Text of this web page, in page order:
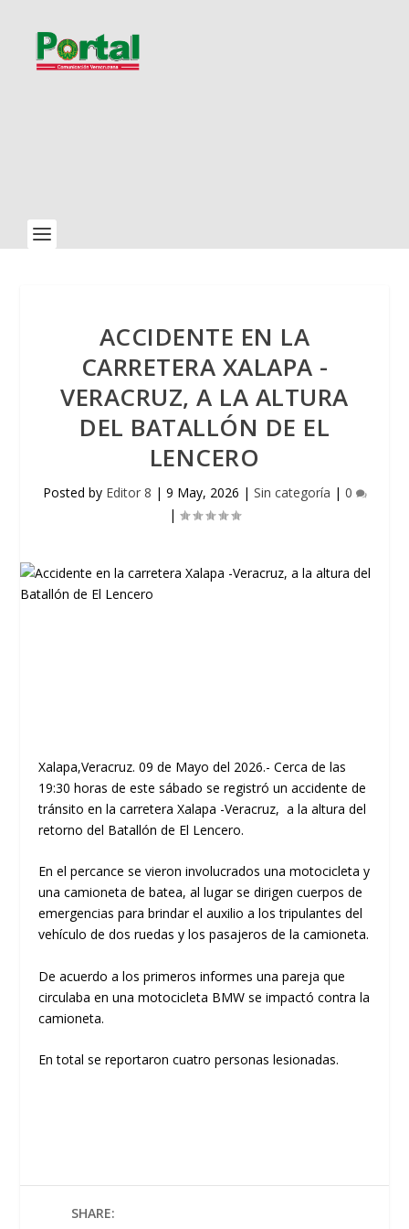
ACCIDENTE EN LA
CARRETERA XALAPA -
VERACRUZ, A LA ALTURA
DEL BATALLÓN DE EL
LENCERO
Posted by Editor 8 | 9 May, 2026 | Sin categoría | 0
|
Xalapa,Veracruz. 09 de Mayo del 2026.- Cerca de las
19:30 horas de este sábado se registró un accidente de
tránsito en la carretera Xalapa -Veracruz, a la altura del
retorno del Batallón de El Lencero.
En el percance se vieron involucrados una motocicleta y
una camioneta de batea, al lugar se dirigen cuerpos de
emergencias para brindar el auxilio a los tripulantes del
vehículo de dos ruedas y los pasajeros de la camioneta.
De acuerdo a los primeros informes una pareja que
circulaba en una motocicleta BMW se impactó contra la
camioneta.
En total se reportaron cuatro personas lesionadas.
SHARE: